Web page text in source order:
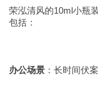
荣泓清风的10ml小瓶
包括：
办公场景 ：长时间伏